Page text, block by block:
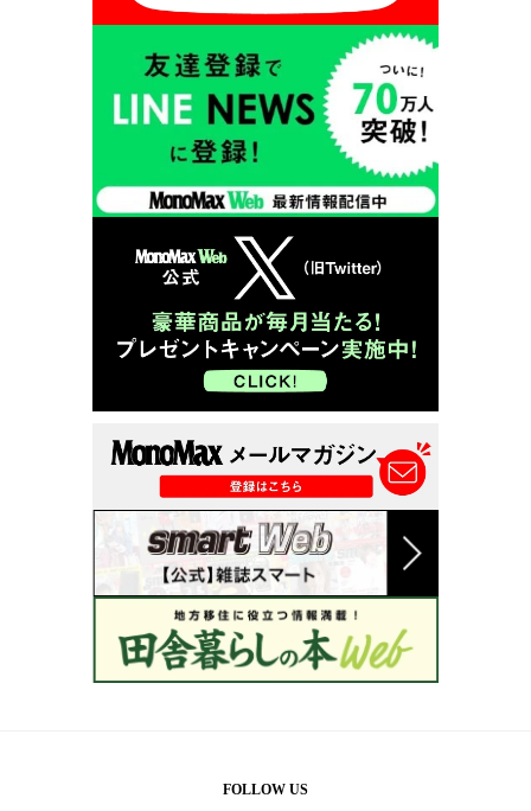
FOLLOW US